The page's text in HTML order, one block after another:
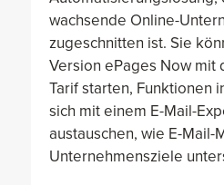
wachsende Online-
zugeschnitten ist. Sie
Version ePages Now mit
Tarif starten, Funktionen
sich mit einem E-Mail-
austauschen, wie E-Mail-
Unternehmensziele